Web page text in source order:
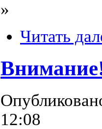
»
Читать
12:08